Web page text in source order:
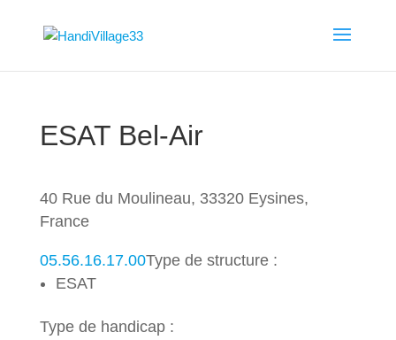
ESAT Bel-Air
40 Rue du Moulineau, 33320 Eysines,
France
05.56.16.17.00Type de structure :
ESAT
Type de handicap :